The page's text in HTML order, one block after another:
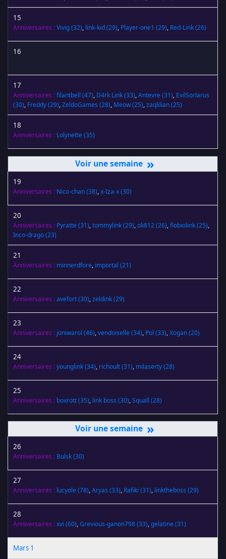
15
Anniversaires :Vivig(32), link-kid(29), Player-one1 (29), Red-Link(26)
16
17
Anniversaires :filantbell (47), D4rk Link(33),Antevre(31), EvilSorlarus
(30), Freddy(29),ZeldoGames (28), Meow(25),zaqlilian(25)
18
Anniversaires : Lolynette(35)
»
19
Anniversaires : Nico-chan(38),x-Iza-x(30)
20
Anniversaires : Pyratte(31),tommylink(29),oli812(26),flobiolink(25),
Inco-drago(23)
21
Anniversaires : minnerdfore, importal (21)
22
Anniversaires :avefort(30),zeldink(29)
23
Anniversaires : joniwarol (46),vendoiselle(34), Pol (33),Xogan(20)
24
Anniversaires :younglink(34), richoult(31), milaserty(28)
25
Anniversaires : boxrott(35), link boss (30),Squall (28)
»
26
Anniversaires : Bulsk(30)
27
Anniversaires : lucyole(78),Aryas (33), Rafiki (31), linktheboss (29)
28
Anniversaires :xvi (60),Grevious-ganon798(33),gelatine(31)
Mars 1